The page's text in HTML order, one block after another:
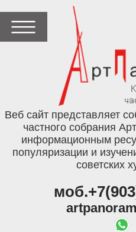
Веб сайт представляет
частного собрания
информационным
популяризации и
советских